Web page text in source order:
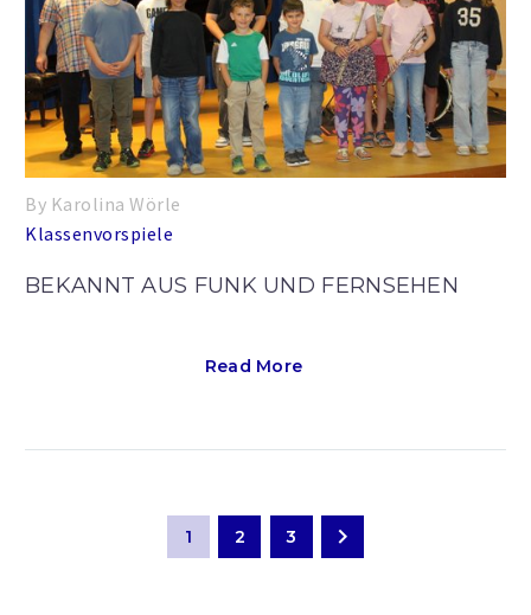
By Karolina Wörle
Klassenvorspiele
BEKANNT AUS FUNK UND FERNSEHEN
Read More
1 2 3